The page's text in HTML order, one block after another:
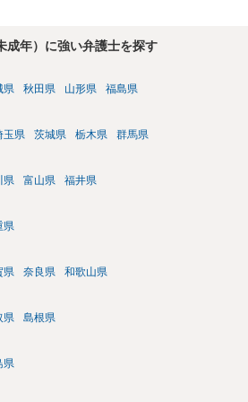
成年）に強い弁護士を探す
県 秋田県 山形県 福島県
玉県 茨城県 栃木県 群馬県
県 富山県 福井県
県
県 奈良県 和歌山県
県 島根県
県